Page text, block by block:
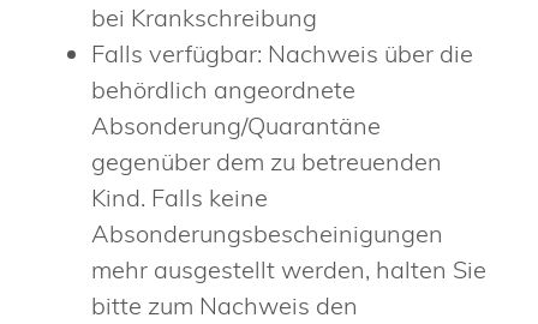
bei Krankschreibung
Falls verfügbar: Nachweis über die
behördlich angeordnete
Absonderung/Quarantäne
gegenüber dem zu betreuenden
Kind. Falls keine
Absonderungsbescheinigungen
mehr ausgestellt werden, halten Sie
bitte zum Nachweis den